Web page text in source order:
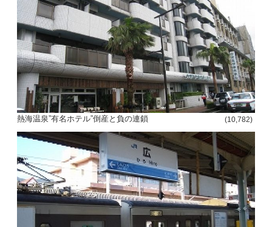
熱海温泉”有名ホテル”倒産と負の連鎖 (10,782)